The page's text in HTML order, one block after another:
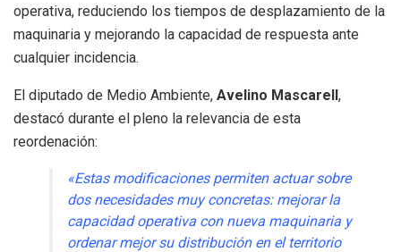
operativa, reduciendo los tiempos de desplazamiento de la
maquinaria y mejorando la capacidad de respuesta ante
cualquier incidencia.
El diputado de Medio Ambiente, Avelino Mascarell,
destacó durante el pleno la relevancia de esta
reordenación:
«Estas modificaciones permiten actuar sobre
dos necesidades muy concretas: mejorar la
capacidad operativa con nueva maquinaria y
ordenar mejor su distribución en el territorio